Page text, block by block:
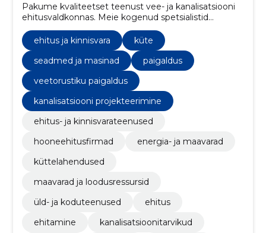
Pakume kvaliteetset teenust vee- ja kanalisatsiooni
ehitusvaldkonnas. Meie kogenud spetsialistid
tagavad kiire ja tõhusa projekteerimise ning
paigalduse, mis vastab alati kõrgeimatele nõuetele.
ehitus ja kinnisvara
küte
seadmed ja masinad
paigaldus
veetorustiku paigaldus
kanalisatsiooni projekteerimine
ehitus- ja kinnisvarateenused
hooneehitusfirmad
energia- ja maavarad
küttelahendused
maavarad ja loodusressursid
üld- ja koduteenused
ehitus
ehitamine
kanalisatsioonitarvikud